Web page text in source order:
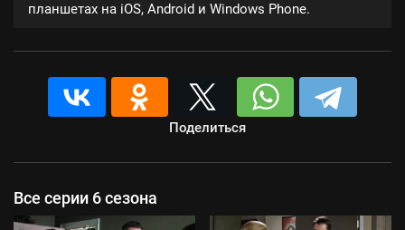
планшетах на iOS, Android и Windows Phone.
Поделиться
Все серии 6 сезона